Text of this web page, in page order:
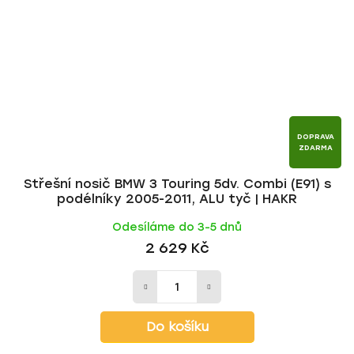
DOPRAVA
ZDARMA
Střešní nosič BMW 3 Touring 5dv. Combi (E91) s
podélníky 2005-2011, ALU tyč | HAKR
Odesíláme do 3-5 dnů
2 629 Kč
Do košíku